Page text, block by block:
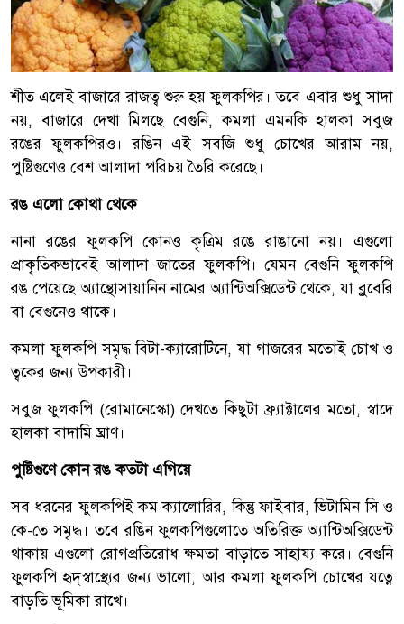
শীত এলেই বাজারে রাজত্ব শুরু হয় ফুলকপির। তবে এবার শুধু সাদা
নয়, বাজারে দেখা মিলছে বেগুনি, কমলা এমনকি হালকা সবুজ
রঙের ফুলকপিরও। রঙিন এই সবজি শুধু চোখের আরাম নয়,
পুষ্টিগুণেও বেশ আলাদা পরিচয় তৈরি করেছে।
রঙ এলো কোথা থেকে
নানা রঙের ফুলকপি কোনও কৃত্রিম রঙে রাঙানো নয়। এগুলো
প্রাকৃতিকভাবেই আলাদা জাতের ফুলকপি। যেমন বেগুনি ফুলকপি
রঙ পেয়েছে অ্যান্থোসায়ানিন নামের অ্যান্টিঅক্সিডেন্ট থেকে, যা ব্লুবেরি
বা বেগুনেও থাকে।
কমলা ফুলকপি সমৃদ্ধ বিটা-ক্যারোটিনে, যা গাজরের মতোই চোখ ও
ত্বকের জন্য উপকারী।
সবুজ ফুলকপি (রোমানেস্কো) দেখতে কিছুটা ফ্র্যাক্টালের মতো, স্বাদে
হালকা বাদামি ঘ্রাণ।
পুষ্টিগুণে কোন রঙ কতটা এগিয়ে
সব ধরনের ফুলকপিই কম ক্যালোরির, কিন্তু ফাইবার, ভিটামিন সি ও
কে-তে সমৃদ্ধ। তবে রঙিন ফুলকপিগুলোতে অতিরিক্ত অ্যান্টিঅক্সিডেন্ট
থাকায় এগুলো রোগপ্রতিরোধ ক্ষমতা বাড়াতে সাহায্য করে। বেগুনি
ফুলকপি হৃদ্‌স্বাস্থ্যের জন্য ভালো, আর কমলা ফুলকপি চোখের যত্নে
বাড়তি ভূমিকা রাখে।